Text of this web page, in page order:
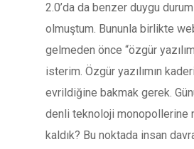
2.0’da da benzer duygu
olmuştum. Bununla birlikte
gelmeden önce “özgür
isterim. Özgür yazılımın
evrildiğine bakmak gerek.
denli teknoloji monopollerine
kaldık? Bu noktada insan